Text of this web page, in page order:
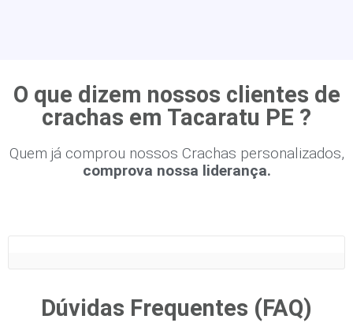
O que dizem nossos clientes de
crachas em Tacaratu PE ?
Quem já comprou nossos Crachas personalizados,
comprova nossa liderança.
Dúvidas Frequentes (FAQ)